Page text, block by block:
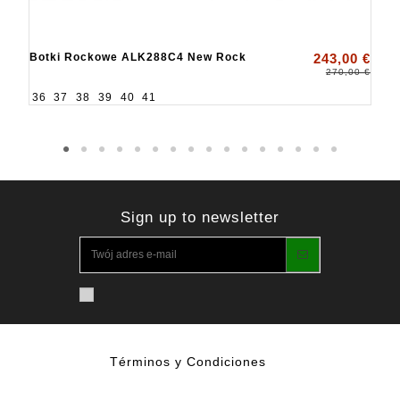
Botki Rockowe ALK288C4 New Rock 243,00 €
270,00 €
36 37 38 39 40 41
Sign up to newsletter
Términos y Condiciones